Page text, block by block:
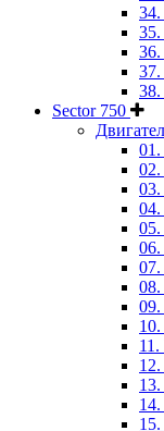
34.
35.
36.
37.
38.
Sector 750
01.
02.
07.
08.